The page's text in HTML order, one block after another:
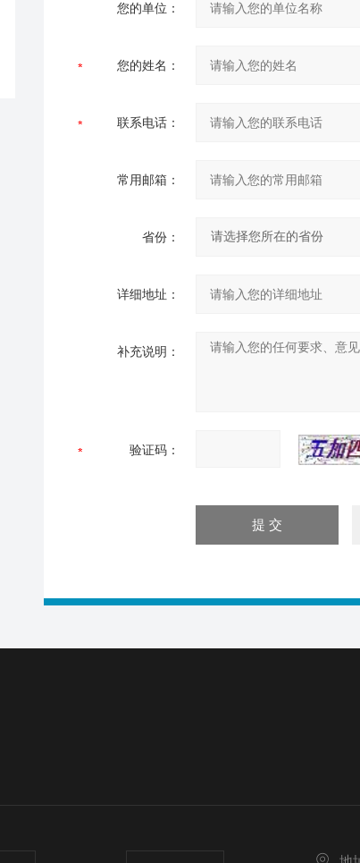
您的单位：
您的姓名：
联系电话：
常用邮箱：
省份：
详细地址：
补充说明：
验证码：